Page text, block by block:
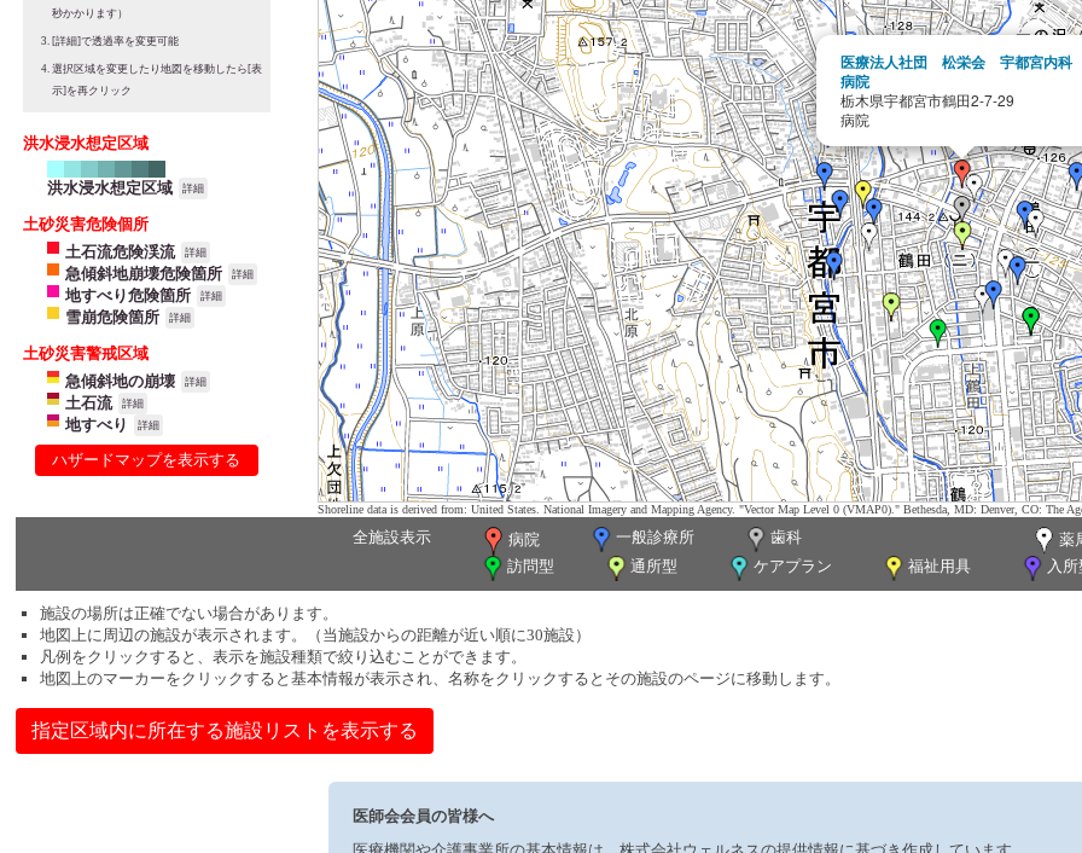
秒かかります）
[詳細]で透過率を変更可能
選択区域を変更したり地図を移動したら[表
示]を再クリック
洪水浸水想定区域
洪水浸水想定区域 詳細
土砂災害危険個所
土石流危険渓流
詳細
急傾斜地崩壊危険箇所 詳細
地すべり危険箇所 詳細
雪崩危険箇所 詳細
土砂災害警戒区域
急傾斜地の崩壊
詳細
土石流 詳細
地すべり 詳細
ハザードマップを表示する
医療法人社団 松栄会 宇都宮内科
病院
栃木県宇都宮市鶴田2-7-29
病院
Shoreline data is derived from: United States. National Imagery and Mapping Agency. "Vector Map Level 0 (VMAP0)." Bethesda, MD: Denver, CO: The
全施設表示 病院 一般診療所 歯科
薬
訪問型
通所型 ケアプラン 福祉用具 入所
施設の場所は正確でない場合があります。
地図上に周辺の施設が表示されます。（当施設からの距離が近い順に30施設）
凡例をクリックすると、表示を施設種類で絞り込むことができます。
地図上のマーカーをクリックすると基本情報が表示され、名称をクリックするとその施設のページに移動します。
指定区域内に所在する施設リストを表示する
医師会会員の皆様へ